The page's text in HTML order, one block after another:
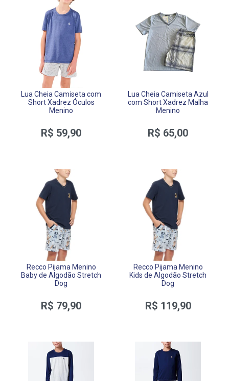
Lua Cheia Camiseta com
Short Xadrez Óculos
Menino
R$ 59,90
Lua Cheia Camiseta Azul
com Short Xadrez Malha
Menino
R$ 65,00
Recco Pijama Menino
Baby de Algodão Stretch
Dog
R$ 79,90
Recco Pijama Menino
Kids de Algodão Stretch
Dog
R$ 119,90